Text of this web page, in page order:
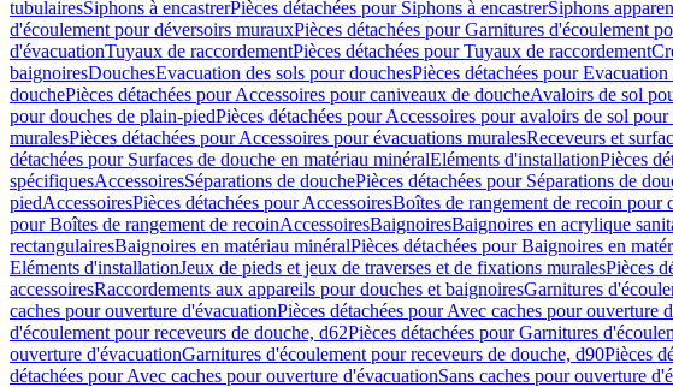
tubulairesSiphons à encastrerPièces détachées pour Siphons à encastrerSiphons
d'écoulement pour déversoirs murauxPièces détachées pour Garnitures d'écoulement
d'évacuationTuyaux de raccordementPièces détachées pour Tuyaux de raccordement
baignoiresDouchesEvacuation des sols pour douchesPièces détachées pour
douchePièces détachées pour Accessoires pour caniveaux de doucheAvaloirs de sol
pour douches de plain-piedPièces détachées pour Accessoires pour avaloirs de sol
muralesPièces détachées pour Accessoires pour évacuations muralesReceveurs et
détachées pour Surfaces de douche en matériau minéralEléments d'installationPièces
spécifiquesAccessoiresSéparations de douchePièces détachées pour Séparations de
piedAccessoiresPièces détachées pour AccessoiresBoîtes de rangement de recoin pour
pour Boîtes de rangement de recoinAccessoiresBaignoiresBaignoires en acrylique
rectangulairesBaignoires en matériau minéralPièces détachées pour Baignoires en
Eléments d'installationJeux de pieds et jeux de traverses et de fixations muralesPièces
accessoiresRaccordements aux appareils pour douches et baignoiresGarnitures
caches pour ouverture d'évacuationPièces détachées pour Avec caches pour ouverture
d'écoulement pour receveurs de douche, d62Pièces détachées pour Garnitures
ouverture d'évacuationGarnitures d'écoulement pour receveurs de douche, d90Pièces
détachées pour Avec caches pour ouverture d'évacuationSans caches pour ouverture